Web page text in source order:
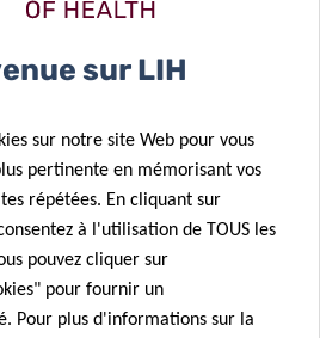
sur LIH
sur notre site Web pour vous
pertinente en mémorisant vos
répétées. En cliquant sur
à l'utilisation de TOUS les
pouvez cliquer sur
pour fournir un
Pour plus d'informations sur la